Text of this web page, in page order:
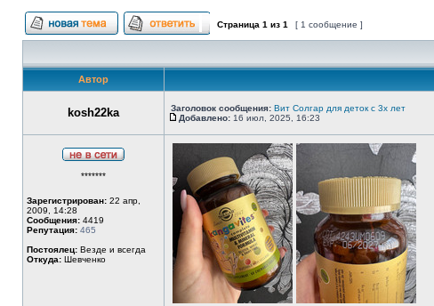
Начать новую тему Ответить на тему
Страница 1 из 1 [ 1 сообщение ]
Автор
kosh22ka Заголовок сообщения: Вит Солгар для деток с 3х лет
Сообщение
Добавлено: 16 июл, 2025, 16:23
*******
Зарегистрирован: 22 апр,
2009, 14:28
Сообщения: 4419
Репутация: 465
Постоялец: Везде и всегда
Откуда: Шевченко